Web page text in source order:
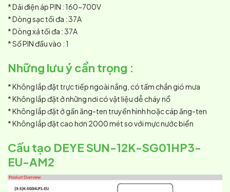
* Dải điện áp PIN : 160~700V
* Dòng sạc tối đa : 37A
* Dòng xả tối đa : 37A
* Số PIN đầu vào : 1
Những lưu ý cẩn trọng :
* Không lắp đặt trực tiếp ngoài nắng, có tấm chắn gió mưa
* Không lắp đặt ở những nơi có vật liệu dễ cháy nổ
* Không lắp đặt ở gần ăng-ten truyền hình hoặc cáp ăng-ten
* Không lắp đặt cao hơn 2000 mét so với mực nước biển
Cấu tạo DEYE SUN-12K-SG01HP3-
EU-AM2